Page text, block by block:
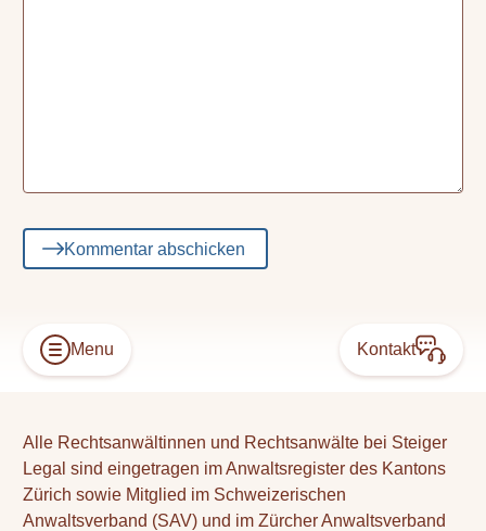
Kommentar abschicken
Menu
Open
Kontakt
Alle Rechtsanwältinnen und Rechtsanwälte bei Steiger
Legal sind eingetragen im Anwaltsregister des Kantons
Zürich sowie Mitglied im Schweizerischen
Anwaltsverband (SAV) und im Zürcher Anwaltsverband